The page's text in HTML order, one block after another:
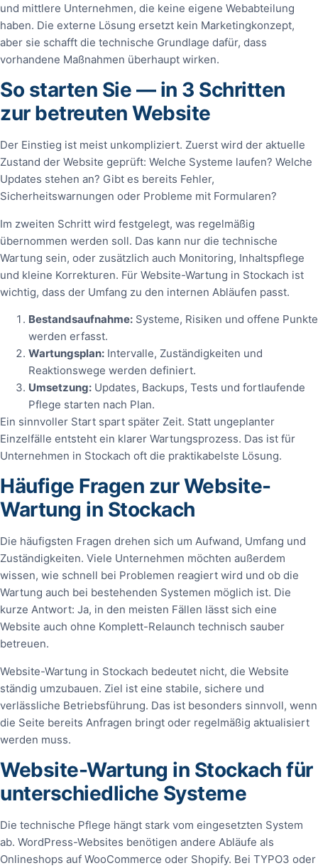
und mittlere Unternehmen, die keine eigene Webabteilung
haben. Die externe Lösung ersetzt kein Marketingkonzept,
aber sie schafft die technische Grundlage dafür, dass
vorhandene Maßnahmen überhaupt wirken.
So starten Sie — in 3 Schritten
zur betreuten Website
Der Einstieg ist meist unkompliziert. Zuerst wird der aktuelle
Zustand der Website geprüft: Welche Systeme laufen? Welche
Updates stehen an? Gibt es bereits Fehler,
Sicherheitswarnungen oder Probleme mit Formularen?
Im zweiten Schritt wird festgelegt, was regelmäßig
übernommen werden soll. Das kann nur die technische
Wartung sein, oder zusätzlich auch Monitoring, Inhaltspflege
und kleine Korrekturen. Für Website-Wartung in Stockach ist
wichtig, dass der Umfang zu den internen Abläufen passt.
Bestandsaufnahme: Systeme, Risiken und offene Punkte
werden erfasst.
Wartungsplan: Intervalle, Zuständigkeiten und
Reaktionswege werden definiert.
Umsetzung: Updates, Backups, Tests und fortlaufende
Pflege starten nach Plan.
Ein sinnvoller Start spart später Zeit. Statt ungeplanter
Einzelfälle entsteht ein klarer Wartungsprozess. Das ist für
Unternehmen in Stockach oft die praktikabelste Lösung.
Häufige Fragen zur Website-
Wartung in Stockach
Die häufigsten Fragen drehen sich um Aufwand, Umfang und
Zuständigkeiten. Viele Unternehmen möchten außerdem
wissen, wie schnell bei Problemen reagiert wird und ob die
Wartung auch bei bestehenden Systemen möglich ist. Die
kurze Antwort: Ja, in den meisten Fällen lässt sich eine
Website auch ohne Komplett-Relaunch technisch sauber
betreuen.
Website-Wartung in Stockach bedeutet nicht, die Website
ständig umzubauen. Ziel ist eine stabile, sichere und
verlässliche Betriebsführung. Das ist besonders sinnvoll, wenn
die Seite bereits Anfragen bringt oder regelmäßig aktualisiert
werden muss.
Website-Wartung in Stockach für
unterschiedliche Systeme
Die technische Pflege hängt stark vom eingesetzten System
ab. WordPress-Websites benötigen andere Abläufe als
Onlineshops auf WooCommerce oder Shopify. Bei TYPO3 oder